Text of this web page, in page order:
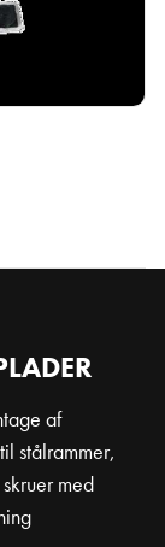
af
stålrammer,
med